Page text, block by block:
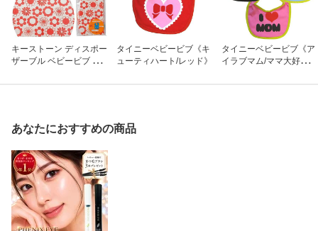
キーストーン ディスポー
ザーブル ベビービブ 1 フ
タイニーベビービブ《キ
ューティハート/レッド》
タイニーベビービブ《ア
イラブマム/ママ大好き
あなたにおすすめの商品